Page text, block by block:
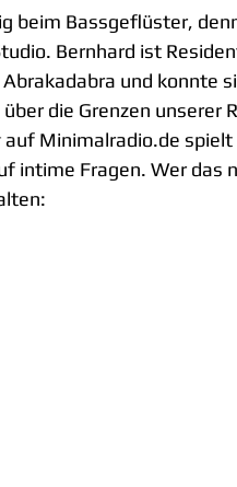
beim Bassgeflüster,
Bernhard ist
und konnte
die Grenzen unserer
auf Minimalradio.de
intime Fragen. Wer das